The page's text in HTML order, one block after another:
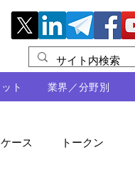
ト 業界／分野別
ース トークン